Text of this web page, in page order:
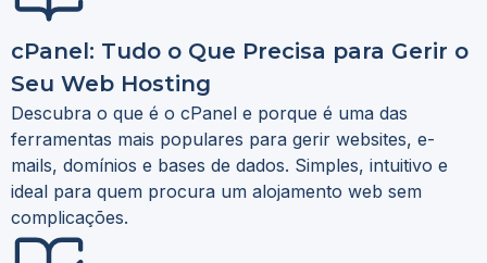
cPanel: Tudo o Que Precisa para Gerir o
Seu Web Hosting
Descubra o que é o cPanel e porque é uma das
ferramentas mais populares para gerir websites, e-
mails, domínios e bases de dados. Simples, intuitivo e
ideal para quem procura um alojamento web sem
complicações.